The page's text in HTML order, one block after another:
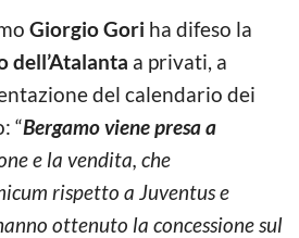
Giorgio Gori ha difeso la
dell’Atalanta a privati, a
del calendario dei
“Bergamo viene presa a
e la vendita, che
rispetto a Juventus e
ottenuto la concessione sul